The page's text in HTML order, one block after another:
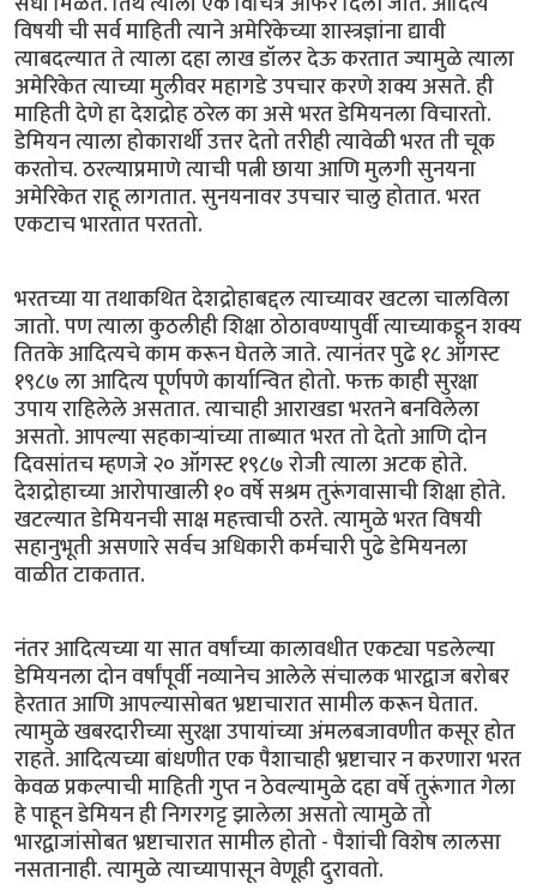
विषयी ची सर्व माहिती त्याने अमेरिकेच्या शास्त्रज्ञांना द्यावी
त्याबदल्यात ते त्याला दहा लाख डॉलर देऊ करतात ज्यामुळे त्याला
अमेरिकेत त्याच्या मुलीवर महागडे उपचार करणे शक्य असते. ही
माहिती देणे हा देशद्रोह ठरेल का असे भरत डेमियनला विचारतो.
डेमियन त्याला होकारार्थी उत्तर देतो तरीही त्यावेळी भरत ती चूक
करतोच. ठरल्याप्रमाणे त्याची पत्नी छाया आणि मुलगी सुनयना
अमेरिकेत राहू लागतात. सुनयनावर उपचार चालु होतात. भरत
एकटाच भारतात परततो.
भरतच्या या तथाकथित देशद्रोहाबद्दल त्याच्यावर खटला चालविला
जातो. पण त्याला कुठलीही शिक्षा ठोठावण्यापुर्वी त्याच्याकडून शक्य
तितके आदित्यचे काम करून घेतले जाते. त्यानंतर पुढे १८ ऑगस्ट
१९८७ ला आदित्य पूर्णपणे कार्यान्वित होतो. फक्त काही सुरक्षा
उपाय राहिलेले असतात. त्याचाही आराखडा भरतने बनविलेला
असतो. आपल्या सहकार्‍यांच्या ताब्यात भरत तो देतो आणि दोन
दिवसांतच म्हणजे २० ऑगस्ट १९८७ रोजी त्याला अटक होते.
देशद्रोहाच्या आरोपाखाली १० वर्षे सश्रम तुरूंगवासाची शिक्षा होते.
खटल्यात डेमियनची साक्ष महत्त्वाची ठरते. त्यामुळे भरत विषयी
सहानुभूती असणारे सर्वच अधिकारी कर्मचारी पुढे डेमियनला
वाळीत टाकतात.
नंतर आदित्यच्या या सात वर्षांच्या कालावधीत एकट्या पडलेल्या
डेमियनला दोन वर्षांपूर्वी नव्यानेच आलेले संचालक भारद्वाज बरोबर
हेरतात आणि आपल्यासोबत भ्रष्टाचारात सामील करून घेतात.
त्यामुळे खबरदारीच्या सुरक्षा उपायांच्या अंमलबजावणीत कसूर होत
राहते. आदित्यच्या बांधणीत एक पैशाचाही भ्रष्टाचार न करणारा भरत
केवळ प्रकल्पाची माहिती गुप्त न ठेवल्यामुळे दहा वर्षे तुरूंगात गेला
हे पाहून डेमियन ही निगरगट्ट झालेला असतो त्यामुळे तो
भारद्वाजांसोबत भ्रष्टाचारात सामील होतो - पैशांची विशेष लालसा
नसतानाही. त्यामुळे त्याच्यापासून वेणूही दुरावतो.